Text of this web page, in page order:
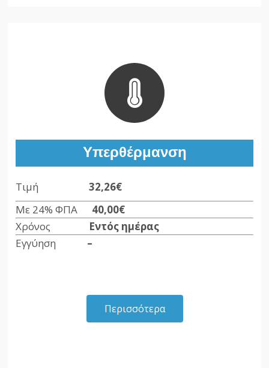
Υπερθέρμανση
Τιμή32,26€
Με 24% ΦΠΑ 40,00€
Χρόνος Εντός ημέρας
Εγγύηση –
Περισσότερα